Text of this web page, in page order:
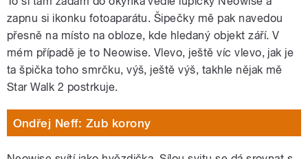
zapnu si ikonku fotoaparátu. Šipečky mě pak navedou
přesně na místo na obloze, kde hledaný objekt září. V
mém případě je to Neowise. Vlevo, ještě víc vlevo, jak je
ta špička toho smrčku, výš, ještě výš, takhle nějak mě
Star Walk 2 postrkuje.
Ondřej Neff: Zub korony